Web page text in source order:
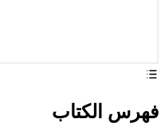
فهرس الكتاب